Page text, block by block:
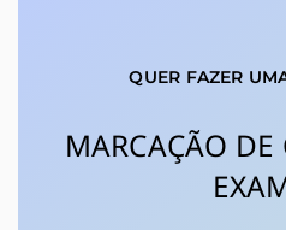
QUER FAZER
MARCAÇÃO DE